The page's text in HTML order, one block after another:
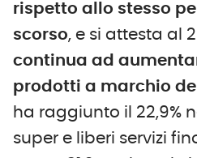
rispetto allo stesso
scorso, e si attesta al
continua ad
prodotti a marchio
ha raggiunto il 22,9%
super e liberi servizi